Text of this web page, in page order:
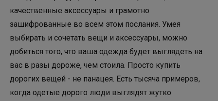
качественные аксессуары и грамотно
зашифрованные во всем этом послания. Умея
выбирать и сочетать вещи и аксессуары, можно
добиться того, что ваша одежда будет выглядеть на
вас в разы дороже, чем стоила. Просто купить
дорогих вещей - не панацея. Есть тысяча примеров,
когда одетые дорого люди выглядят жутко